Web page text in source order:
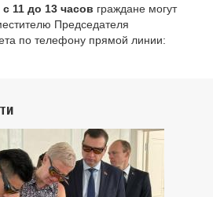
с 11 до 13 часов граждане могут
Председателя
по телефону прямой линии: